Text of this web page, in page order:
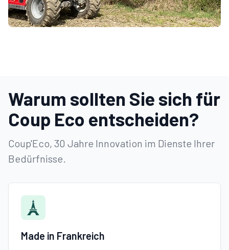
Warum sollten Sie sich für
Coup Eco entscheiden?
Coup'Eco, 30 Jahre Innovation im Dienste Ihrer
Bedürfnisse.
Made in Frankreich